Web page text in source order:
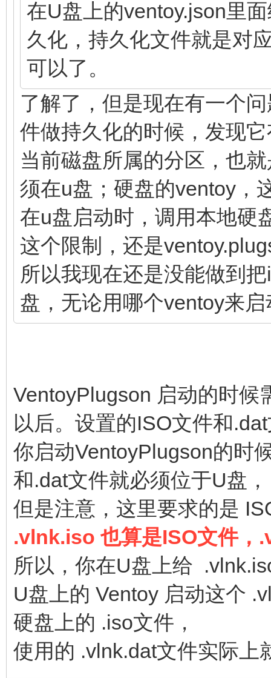
在U盘上的ventoy.json里
久化，持久化文件就是对
可以了。
了解了，但是现在有一个
件做持久化的时候，发现
当前磁盘所属的分区，也
须在u盘；硬盘的ventoy，
在u盘启动时，调用本地硬
这个限制，还是
所以我现在还是没能做到
盘，无论用哪个ventoy来启
VentoyPlugson 启动的时候
以后。设置的ISO文件和
你启动VentoyPlugson的时
和.dat文件就必须位于U盘，
但是注意，这里要求的是
.vlnk.iso 也算是ISO文件，
所以，你在U盘上给
U盘上的 Ventoy 启动这个
硬盘上的 .iso文件，
使用的 .vlnk.dat文件实际上